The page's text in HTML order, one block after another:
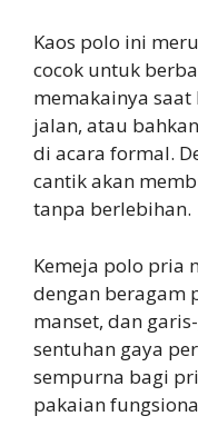
Kaos polo ini
cocok untuk
memakainya
jalan, atau
di acara formal.
cantik akan
tanpa berlebihan.
Kemeja polo pria
dengan beragam
manset, dan
sentuhan gaya
sempurna bagi
pakaian